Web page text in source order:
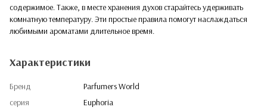
содержимое. Также, в месте хранения духов старайтесь удерживать
комнатную температуру. Эти простые правила помогут наслаждаться
любимыми ароматами длительное время.
Характеристики
Бренд
Parfumers World
серия
Euphoria